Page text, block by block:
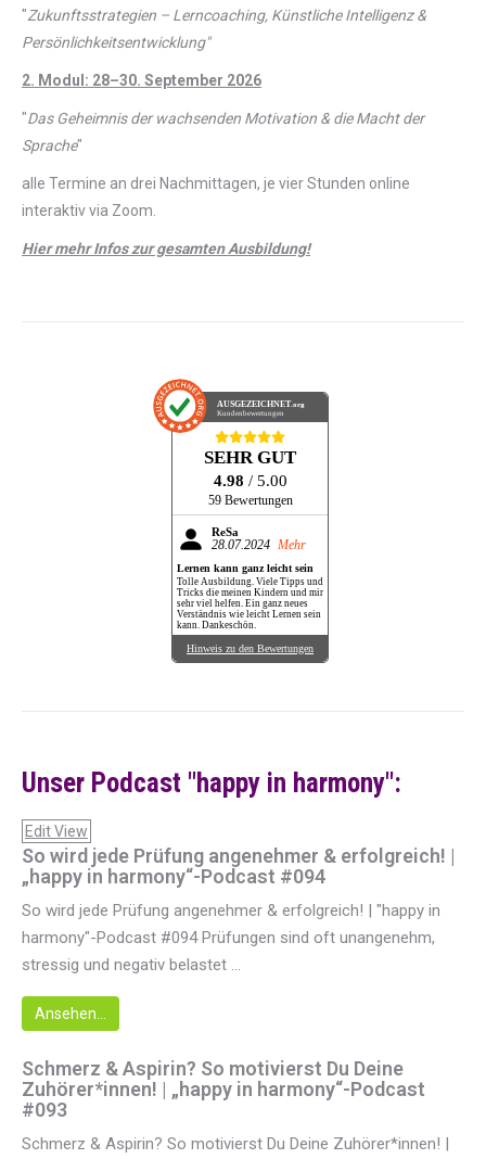
"Zukunftsstrategien – Lerncoaching, Künstliche Intelligenz &
Persönlichkeitsentwicklung"
2. Modul: 28–30. September 2026
"Das Geheimnis der wachsenden Motivation & die Macht der
Sprache"
alle Termine an drei Nachmittagen, je vier Stunden online
interaktiv via Zoom.
Hier mehr Infos zur gesamten Ausbildung!
AUSGEZEICHNET.org
Kundenbewertungen
SEHR GUT
4.98 / 5.00
59 Bewertungen
ReSa
28.07.2024 Mehr
Lernen kann ganz leicht sein
Tolle Ausbildung. Viele Tipps und
Tricks die meinen Kindern und mir
sehr viel helfen. Ein ganz neues
Verständnis wie leicht Lernen sein
kann. Dankeschön.
Hinweis zu den Bewertungen
Unser Podcast "happy in harmony":
Edit View
So wird jede Prüfung angenehmer & erfolgreich! |
„happy in harmony“-Podcast #094
So wird jede Prüfung angenehmer & erfolgreich! | "happy in
harmony"-Podcast #094 Prüfungen sind oft unangenehm,
stressig und negativ belastet ...
Ansehen...
Schmerz & Aspirin? So motivierst Du Deine
Zuhörer*innen! | „happy in harmony“-Podcast
#093
Schmerz & Aspirin? So motivierst Du Deine Zuhörer*innen! |